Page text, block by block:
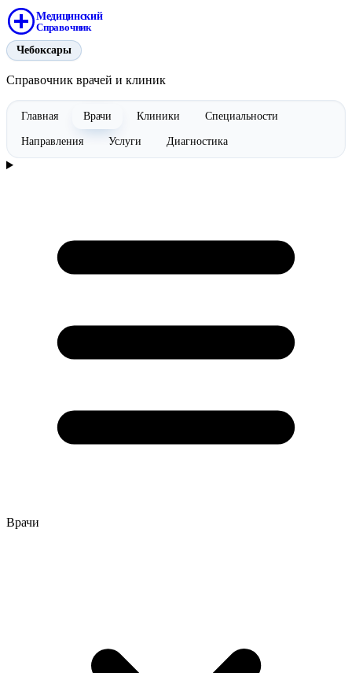
Медицинский
Справочник
Чебоксары
Справочник врачей и клиник
Главная Врачи Клиники Специальности
Направления Услуги Диагностика
Врачи